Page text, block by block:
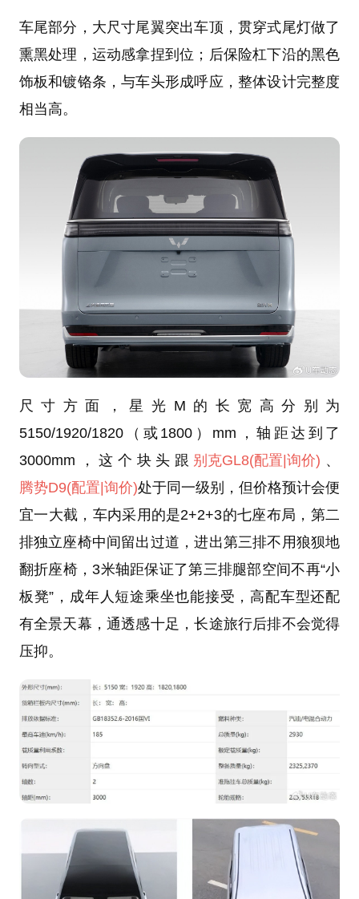
车尾部分，大尺寸尾翼突出车顶，贯穿式尾灯做了
熏黑处理，运动感拿捏到位；后保险杠下沿的黑色
饰板和镀铬条，与车头形成呼应，整体设计完整度
相当高。
尺寸方面，星光M的长宽高分别为
5150/1920/1820（或1800）mm，轴距达到了
3000mm，这个块头跟 别克GL8(配置 |询价) 、
腾势D9(配置 |询价)处于同一级别，但价格预计会便
宜一大截，车内采用的是2+2+3的七座布局，第二
排独立座椅中间留出过道，进出第三排不用狼狈地
翻折座椅，3米轴距保证了第三排腿部空间不再“小
板凳”，成年人短途乘坐也能接受，高配车型还配
有全景天幕，通透感十足，长途旅行后排不会觉得
压抑。